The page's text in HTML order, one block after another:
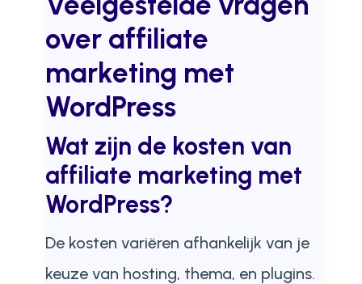
over affiliate
marketing met
WordPress
Wat zijn de kosten van
affiliate marketing met
WordPress?
De kosten variëren afhankelijk van je
keuze van hosting, thema, en plugins.